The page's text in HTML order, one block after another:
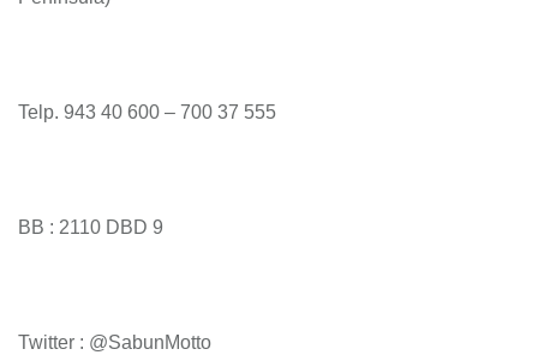
Telp. 943 40 600 – 700 37 555
BB : 2110 DBD 9
Twitter : @SabunMotto